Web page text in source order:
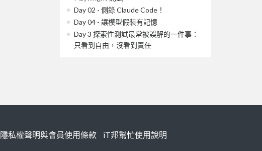
Day 02 - 側錄 Claude Code！
Day 04 - 讓模型假裝有記憶
Day 3 探索性測試最常被誤解的一件事：
只看到自由，沒看到責任
隱私權聲明與會員使用條款 iT邦幫忙使用說明